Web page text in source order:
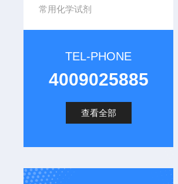
常用化学试剂
TEL-PHONE
4009025885
查看全部